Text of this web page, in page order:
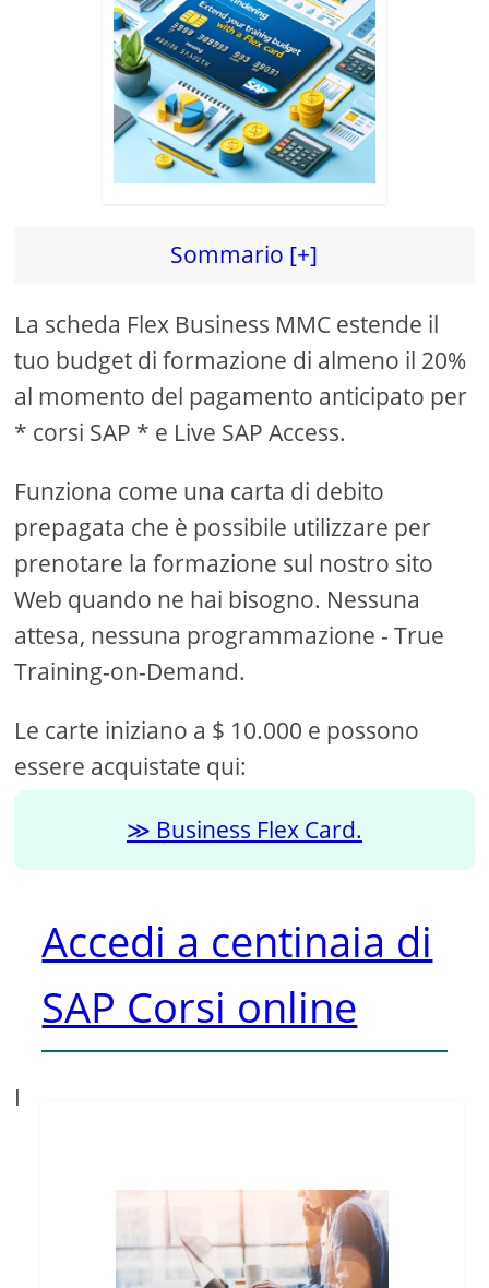
d
e
o
Sommario [+]
La scheda Flex Business MMC estende il
tuo budget di formazione di almeno il 20%
al momento del pagamento anticipato per
* corsi SAP * e Live SAP Access.
Funziona come una carta di debito
prepagata che è possibile utilizzare per
prenotare la formazione sul nostro sito
Web quando ne hai bisogno. Nessuna
attesa, nessuna programmazione - True
Training-on-Demand.
Le carte iniziano a $ 10.000 e possono
essere acquistate qui:
Business Flex Card.
Accedi a centinaia di
SAP Corsi online
I